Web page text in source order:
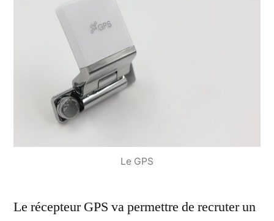
Le GPS
Le récepteur GPS va permettre de recruter un